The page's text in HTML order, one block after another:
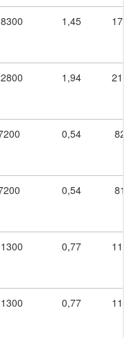
1,45 1700
1,94 2100
0,54 820
0,54 810
0,77 1190
0,77 1120